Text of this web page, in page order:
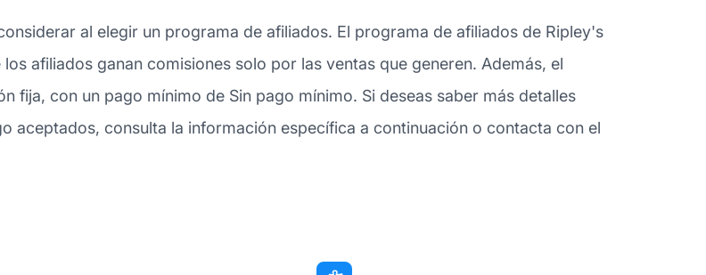
al elegir un programa de afiliados. El programa de afiliados de Ripley's
afiliados ganan comisiones solo por las ventas que generen. Además, el
fija, con un pago mínimo de Sin pago mínimo. Si deseas saber más detalles
aceptados, consulta la información específica a continuación o contacta con el